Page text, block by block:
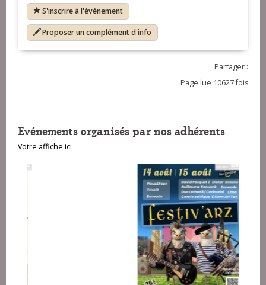
S'inscrire à l'événement
Proposer un complément d'info
Partager :
Page lue 10627 fois
Evénements organisés par nos adhérents
Votre affiche ici